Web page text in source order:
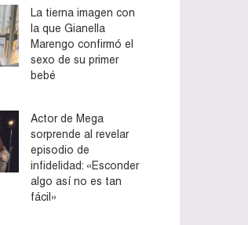
La tierna imagen con
la que Gianella
Marengo confirmó el
sexo de su primer
bebé
Actor de Mega
sorprende al revelar
episodio de
infidelidad: «Esconder
algo así no es tan
fácil»